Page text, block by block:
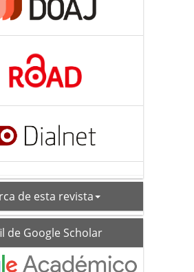
de esta revista
de Google Scholar